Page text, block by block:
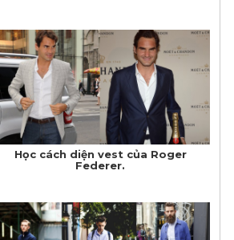
Học cách diện vest của Roger
Federer.